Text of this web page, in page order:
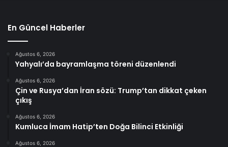
En Güncel Haberler
Ağustos 6, 2026
Yahyalı’da bayramlaşma töreni düzenlendi
Ağustos 6, 2026
Çin ve Rusya’dan İran sözü: Trump’tan dikkat çeken
çıkış
Ağustos 6, 2026
Kumluca İmam Hatip’ten Doğa Bilinci Etkinliği
Ağustos 6, 2026